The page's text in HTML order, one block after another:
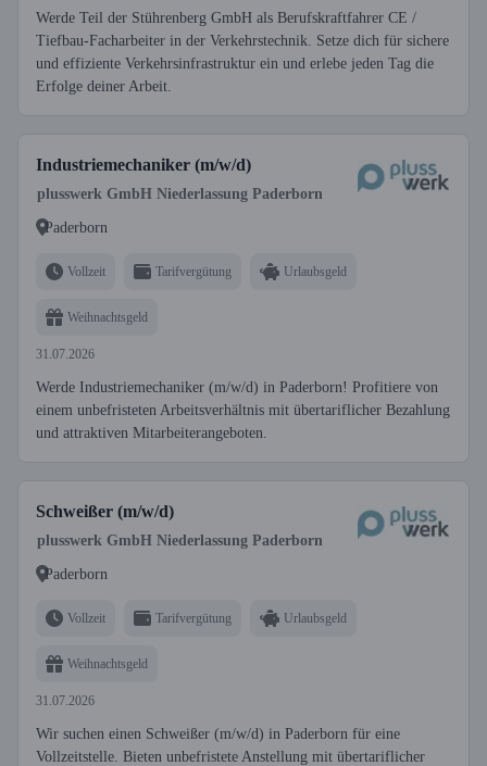
Werde Teil der Stührenberg GmbH als Berufskraftfahrer CE /
Tiefbau-Facharbeiter in der Verkehrstechnik. Setze dich für sichere
und effiziente Verkehrsinfrastruktur ein und erlebe jeden Tag die
Erfolge deiner Arbeit.
Industriemechaniker (m/w/d)
plusswerk GmbH Niederlassung Paderborn
Paderborn
Vollzeit Tarifvergütung Urlaubsgeld
Weihnachtsgeld
31.07.2026
Werde Industriemechaniker (m/w/d) in Paderborn! Profitiere von
einem unbefristeten Arbeitsverhältnis mit übertariflicher Bezahlung
und attraktiven Mitarbeiterangeboten.
Schweißer (m/w/d)
plusswerk GmbH Niederlassung Paderborn
Paderborn
Vollzeit Tarifvergütung Urlaubsgeld
Weihnachtsgeld
31.07.2026
Wir suchen einen Schweißer (m/w/d) in Paderborn für eine
Vollzeitstelle. Bieten unbefristete Anstellung mit übertariflicher